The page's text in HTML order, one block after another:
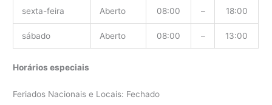
sexta-feira Aberto 08:00 – 18:00
sábado Aberto 08:00 – 13:00
Horários especiais
Feriados Nacionais e Locais: Fechado